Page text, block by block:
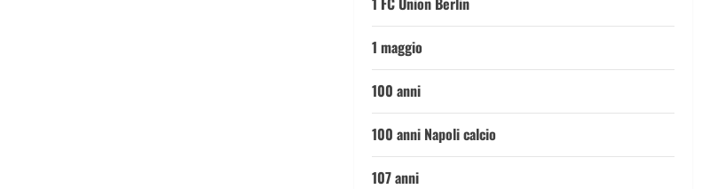
1 maggio
100 anni
100 anni Napoli calcio
107 anni